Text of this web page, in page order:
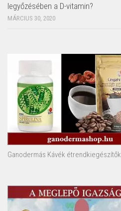
legyőzésében a D-vitamin?
MÁRCIUS 30, 2020
Ganodermás Kávék étrendkiegészítők